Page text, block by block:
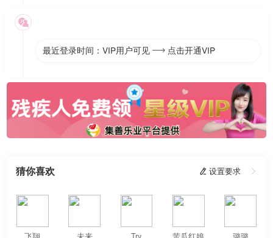

最近登录时间：VIP用户可见  点击开通VIP
猜你喜欢  设置要求 